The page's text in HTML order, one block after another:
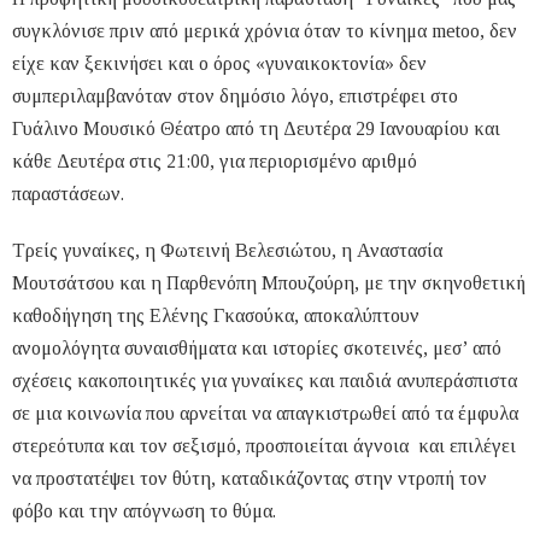
συγκλόνισε πριν από μερικά χρόνια όταν το κίνημα metoo, δεν
είχε καν ξεκινήσει και ο όρος «γυναικοκτονία» δεν
συμπεριλαμβανόταν στον δημόσιο λόγο, επιστρέφει στο
Γυάλινο Μουσικό Θέατρο από τη Δευτέρα 29 Ιανουαρίου και
κάθε Δευτέρα στις 21:00, για περιορισμένο αριθμό
παραστάσεων.
Τρείς γυναίκες, η Φωτεινή Βελεσιώτου, η Αναστασία
Μουτσάτσου και η Παρθενόπη Μπουζούρη, με την σκηνοθετική
καθοδήγηση της Ελένης Γκασούκα, αποκαλύπτουν
ανομολόγητα συναισθήματα και ιστορίες σκοτεινές, μεσ’ από
σχέσεις κακοποιητικές για γυναίκες και παιδιά ανυπεράσπιστα
σε μια κοινωνία που αρνείται να απαγκιστρωθεί από τα έμφυλα
στερεότυπα και τον σεξισμό, προσποιείται άγνοια και επιλέγει
να προστατέψει τον θύτη, καταδικάζοντας στην ντροπή τον
φόβο και την απόγνωση το θύμα.